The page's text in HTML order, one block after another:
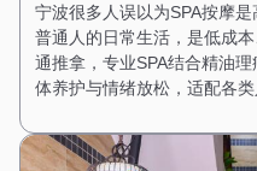
宁波很多人误以为SPA按摩
普通人的日常生活，是低成
通推拿，专业SPA结合精油
体养护与情绪放松，适配各